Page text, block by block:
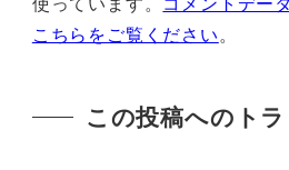
こちらをご覧ください。
この投稿へのト